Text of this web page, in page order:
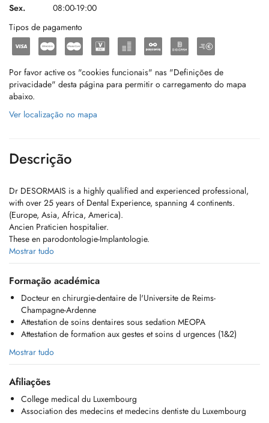
Sex.
08:00-19:00
Tipos de pagamento
Por favor active os "cookies funcionais" nas "Definições de
privacidade" desta página para permitir o carregamento do mapa
abaixo.
Ver localização no mapa
Descrição
Dr DESORMAIS is a highly qualified and experienced professional,
with over 25 years of Dental Experience, spanning 4 continents.
(Europe, Asia, Africa, America).
Ancien Praticien hospitalier.
These en parodontologie-Implantologie.
Prothese sur implant et implantologie depuis 2002.
Contacter par téléphone au 420955.
En cas d'absence, merci de laisser un message à Clara, qui est
disponible 24h/24h, afin de faciliter et d'accélérer votre rappel.
ou par mail:secretariat.cmdkk@gmail.com
Mostrar tudo
Formação académica
Docteur en chirurgie-dentaire de l'Universite de Reims-
Champagne-Ardenne
Attestation de soins dentaires sous sedation MEOPA
Attestation de formation aux gestes et soins d urgences (1&2)
Mostrar tudo
Afiliações
College medical du Luxembourg
Association des medecins et medecins dentiste du Luxembourg